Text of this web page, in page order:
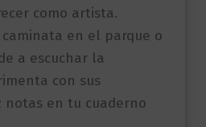
como artista.
en el parque o
a escuchar la
con sus
notas en tu cuaderno